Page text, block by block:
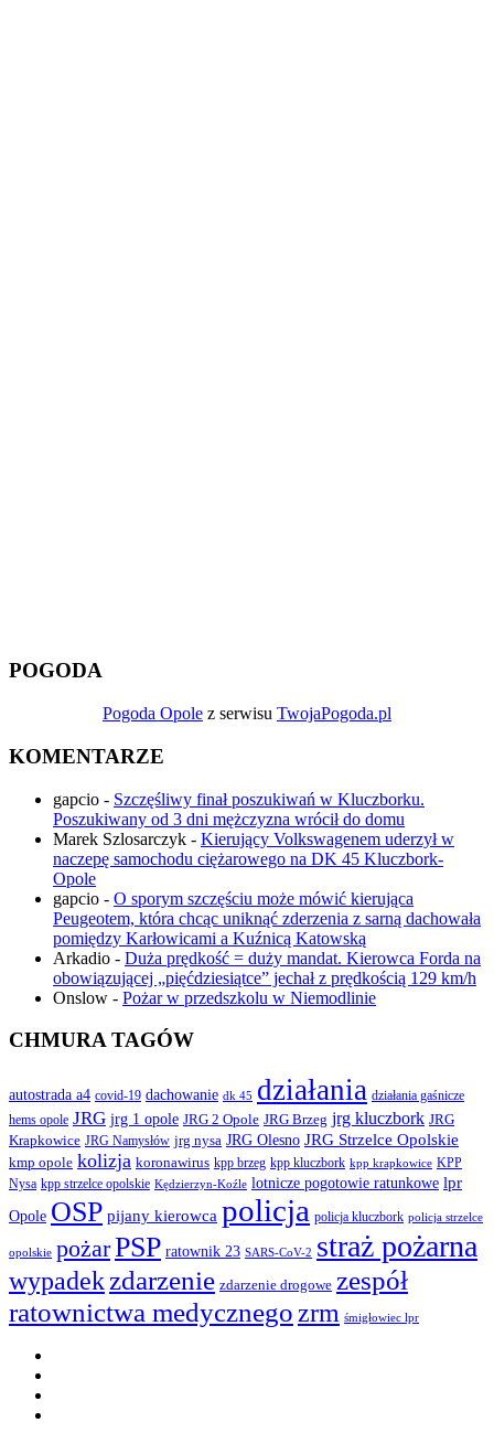
POGODA
Pogoda Opole z serwisu TwojaPogoda.pl
KOMENTARZE
gapcio - Szczęśliwy finał poszukiwań w Kluczborku.
Poszukiwany od 3 dni mężczyzna wrócił do domu
Marek Szlosarczyk - Kierujący Volkswagenem uderzył w
naczepę samochodu ciężarowego na DK 45 Kluczbork-
Opole
gapcio - O sporym szczęściu może mówić kierująca
Peugeotem, która chcąc uniknąć zderzenia z sarną dachowała
pomiędzy Karłowicami a Kuźnicą Katowską
Arkadio - Duża prędkość = duży mandat. Kierowca Forda na
obowiązującej „pięćdziesiątce” jechał z prędkością 129 km/h
Onslow - Pożar w przedszkolu w Niemodlinie
CHMURA TAGÓW
autostrada a4 covid-19 dachowanie dk 45 działania działania gaśnicze
hems opole JRG jrg 1 opole JRG 2 Opole JRG Brzeg jrg kluczbork JRG
Krapkowice JRG Namysłów jrg nysa JRG Olesno JRG Strzelce Opolskie
kmp opole kolizja koronawirus kpp brzeg kpp kluczbork kpp krapkowice KPP
Nysa kpp strzelce opolskie Kędzierzyn-Koźle lotnicze pogotowie ratunkowe lpr
Opole OSP pijany kierowca policja policja kluczbork policja strzelce
opolskie pożarPSP ratownik 23 SARS-CoV-2 straż pożarna
wypadekzdarzenie zdarzenie drogowe zespół
ratownictwa medycznego zrm śmigłowiec lpr